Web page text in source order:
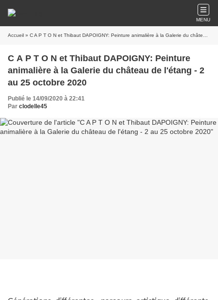
MENU
Accueil » C A P T O N et Thibaut DAPOIGNY: Peinture animalière à la Galerie du château de l'étang - 2 au 25 octobre 2020
C A P T O N et Thibaut DAPOIGNY: Peinture
animalière à la Galerie du château de l'étang - 2
au 25 octobre 2020
Publié le 14/09/2020 à 22:41
Par clodelle45